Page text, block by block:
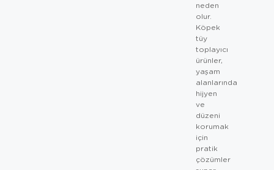
neden
olur.
Köpek
tüy
toplayıcı
ürünler,
yaşam
alanlarında
hijyen
ve
düzeni
korumak
için
pratik
çözümler